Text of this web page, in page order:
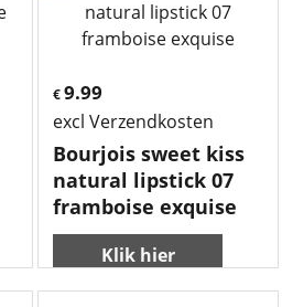
€9.99
excl Verzendkosten
Bourjois sweet kiss
natural lipstick 07
framboise exquise
Klik hier